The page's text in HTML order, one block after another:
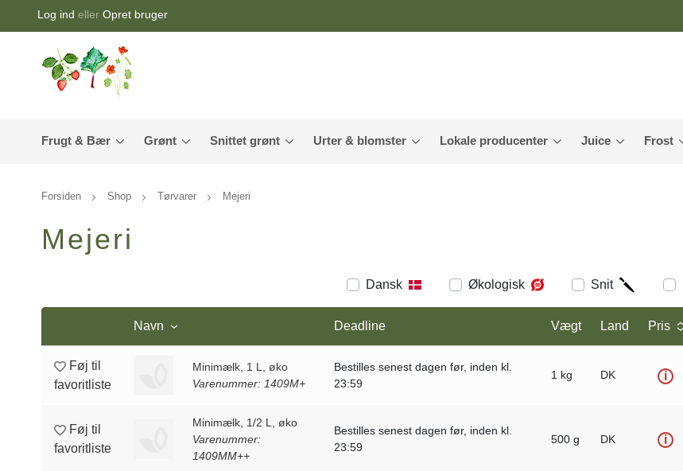
Log ind eller Opret bruger
Frugt & Bær Grønt Snittet grønt Urter & blomster Lokale producenter Juice Frost
Forsiden Shop Tørvarer Mejeri
Mejeri
Dansk Økologisk Snit
Navn Deadline Vægt Land Pris
Føj til
favoritliste
Minimælk, 1 L, øko
Varenummer: 1409M+
Bestilles senest dagen før, inden kl.
23:59
1 kg DK i
Føj til
favoritliste
Minimælk, 1/2 L, øko
Varenummer:
1409MM++
Bestilles senest dagen før, inden kl.
23:59
500 g DK i